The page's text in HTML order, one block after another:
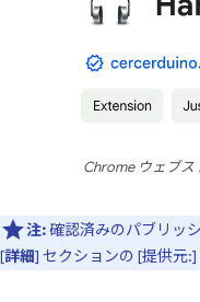
Chrome ウェブス
注:確認済みのパブリッ
[詳細] セクションの [提供元